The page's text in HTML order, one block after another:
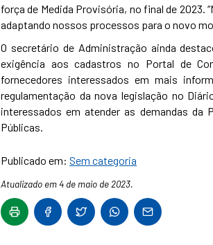
força de Medida Provisória, no final de 2023.
adaptando nossos processos para o novo
O secretário de Administração ainda
exigência aos cadastros no Portal de
fornecedores interessados em mais
regulamentação da nova legislação no
interessados em atender as demandas da
Públicas.
Publicado em: Sem categoria
Atualizado em 4 de maio de 2023.